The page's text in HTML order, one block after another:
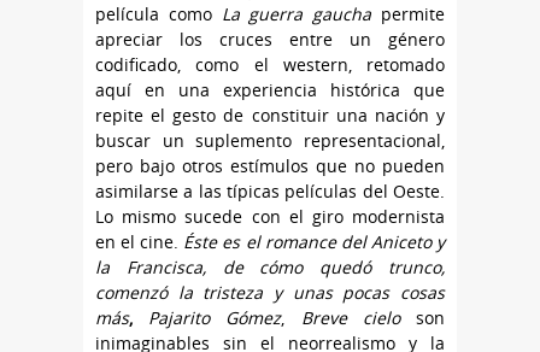
película como La guerra gaucha permite
apreciar los cruces entre un género
codificado, como el western, retomado
aquí en una experiencia histórica que
repite el gesto de constituir una nación y
buscar un suplemento representacional,
pero bajo otros estímulos que no pueden
asimilarse a las típicas películas del Oeste.
Lo mismo sucede con el giro modernista
en el cine. Éste es el romance del Aniceto y
la Francisca, de cómo quedó trunco,
comenzó la tristeza y unas pocas cosas
más, Pajarito Gómez, Breve cieloson
inimaginables sin el neorrealismo y la